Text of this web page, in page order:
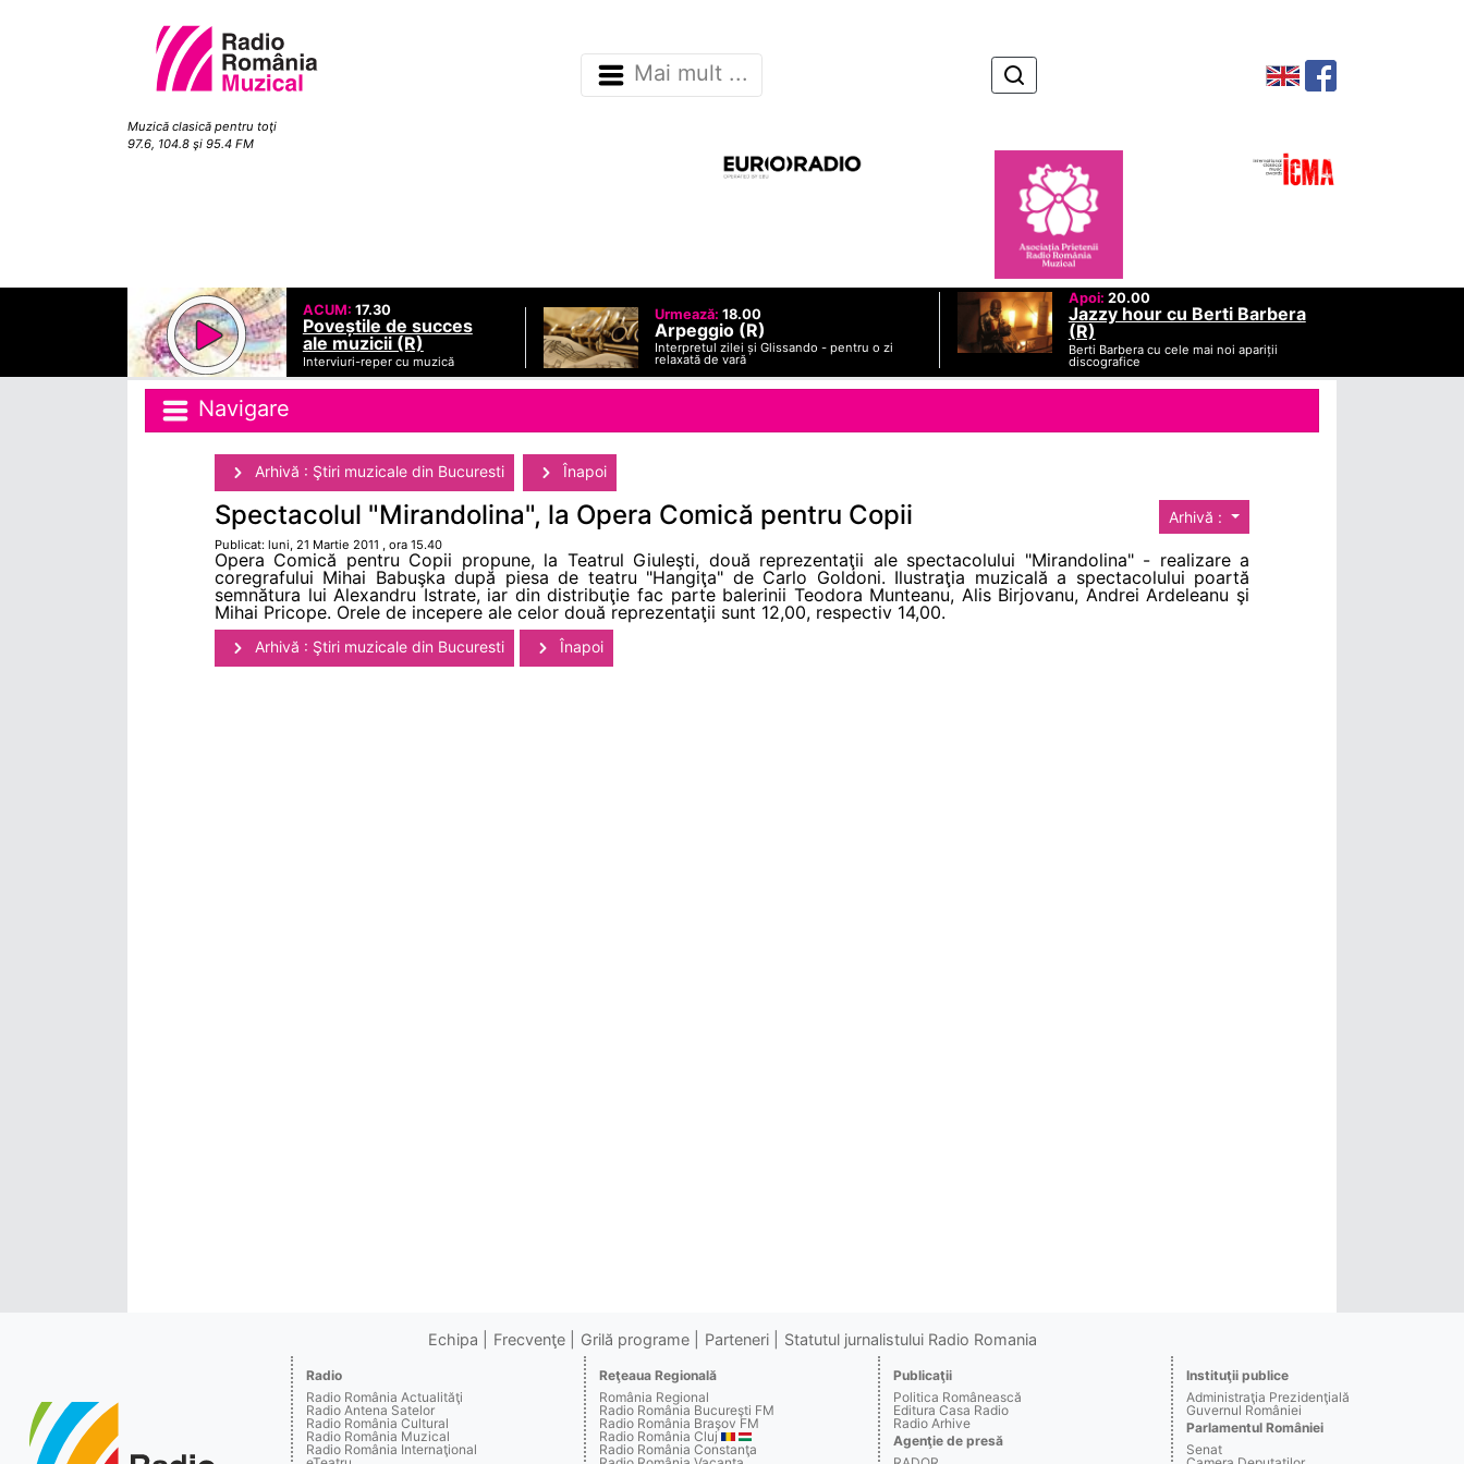
Muzică clasică pentru toţi
97.6, 104.8 şi 95.4 FM
Mai mult ...
ACUM: 17.30
Poveștile de succes
ale muzicii (R)
Interviuri-reper cu muzică
Urmează: 18.00
Arpeggio (R)
Interpretul zilei și Glissando - pentru o zi
relaxată de vară
Apoi: 20.00
Jazzy hour cu Berti Barbera
(R)
Berti Barbera cu cele mai noi apariții
discografice
Navigare
Arhivă : Ştiri muzicale din Bucuresti Înapoi
Arhivă :
Spectacolul "Mirandolina", la Opera Comică pentru Copii
Publicat: luni, 21 Martie 2011 , ora 15.40
Opera Comică pentru Copii propune, la Teatrul Giuleşti, două reprezentaţii ale spectacolului "Mirandolina" - realizare a
coregrafului Mihai Babuşka după piesa de teatru "Hangiţa" de Carlo Goldoni. Ilustraţia muzicală a spectacolului poartă
semnătura lui Alexandru Istrate, iar din distribuţie fac parte balerinii Teodora Munteanu, Alis Birjovanu, Andrei Ardeleanu şi
Mihai Pricope. Orele de incepere ale celor două reprezentaţii sunt 12,00, respectiv 14,00.
Arhivă : Ştiri muzicale din Bucuresti Înapoi
Echipa Frecvenţe Grilă programe Parteneri Statutul jurnalistului Radio Romania
Radio
Radio România Actualităţi
Radio Antena Satelor
Radio România Cultural
Radio România Muzical
Radio România Internaţional
Reţeaua Regională
România Regional
Radio România Bucureşti FM
Radio România Braşov FM
Radio România Cluj
Radio România Constanţa
Publicaţii
Politica Românească
Editura Casa Radio
Radio Arhive
Agenţie de presă
Instituţii publice
Administraţia Prezidenţială
Guvernul României
Parlamentul României
Senat